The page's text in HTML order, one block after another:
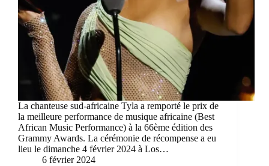
La chanteuse sud-africaine Tyla a remporté le prix de
la meilleure performance de musique africaine (Best
African Music Performance) à la 66ème édition des
Grammy Awards. La cérémonie de récompense a eu
lieu le dimanche 4 février 2024 à Los…
6 février 2024